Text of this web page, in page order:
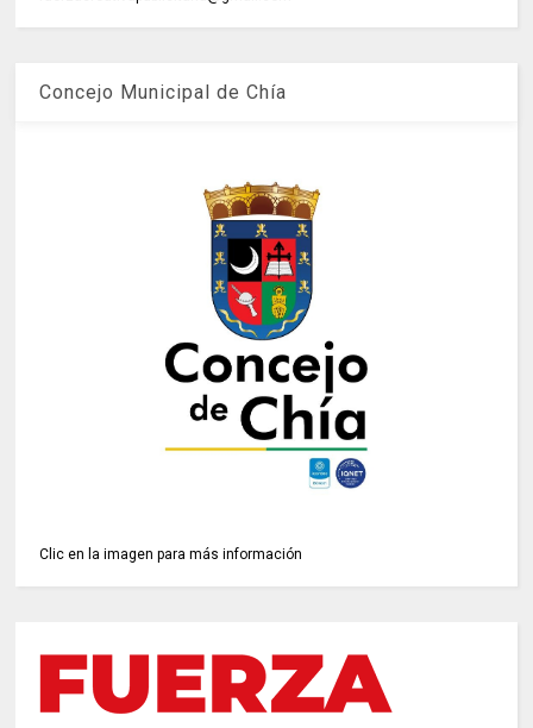
Concejo Municipal de Chía
Clic en la imagen para más información